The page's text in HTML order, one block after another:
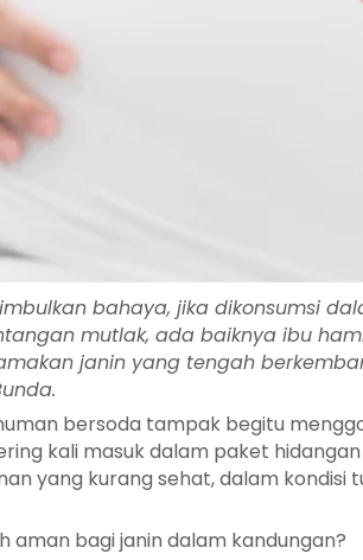
bahaya, jika dikonsumsi
mutlak, ada baiknya ibu
janin yang tengah
bersoda tampak begitu
kali masuk dalam paket
yang kurang sehat, dalam kondisi
aman bagi janin dalam kandungan?